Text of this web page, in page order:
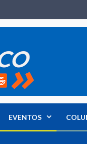
EVENTOS